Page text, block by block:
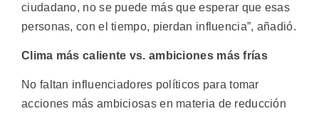
ciudadano, no se puede más que esperar que esas
personas, con el tiempo, pierdan influencia”, añadió.
Clima más caliente vs. ambiciones más frías
No faltan influenciadores políticos para tomar
acciones más ambiciosas en materia de reducción